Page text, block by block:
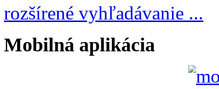
rozšírené vyhľadávanie ...
Mobilná aplikácia